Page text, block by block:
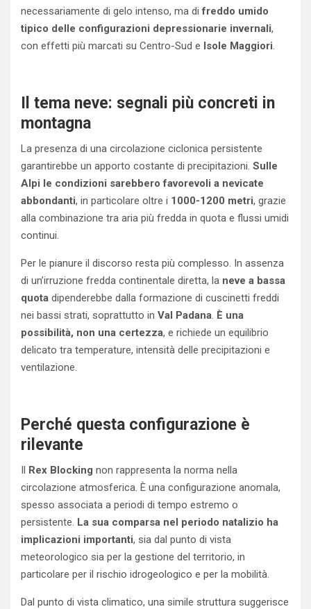
necessariamente di gelo intenso, ma difreddo umido
tipico delle configurazioni depressionarie invernali,
con effetti più marcati su Centro-Sud e Isole Maggiori.
Il tema neve: segnali più concreti in
montagna
La presenza di una circolazione ciclonica persistente
garantirebbe un apporto costante di precipitazioni. Sulle
Alpi le condizioni sarebbero favorevoli a nevicate
abbondanti, in particolare oltre i 1000-1200 metri, grazie
alla combinazione tra aria più fredda in quota e flussi umidi
continui.
Per le pianure il discorso resta più complesso. In assenza
di un’irruzione fredda continentale diretta, la neve a bassa
quota dipenderebbe dalla formazione di cuscinetti freddi
nei bassi strati, soprattutto in Val Padana. È una
possibilità, non una certezza, e richiede un equilibrio
delicato tra temperature, intensità delle precipitazioni e
ventilazione.
Perché questa configurazione è
rilevante
Il Rex Blocking non rappresenta la norma nella
circolazione atmosferica. È una configurazione anomala,
spesso associata a periodi di tempo estremo o
persistente. La sua comparsa nel periodo natalizio ha
implicazioni importanti, sia dal punto di vista
meteorologico sia per la gestione del territorio, in
particolare per il rischio idrogeologico e per la mobilità.
Dal punto di vista climatico, una simile struttura suggerisce